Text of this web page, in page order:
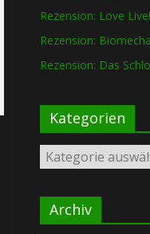
Rezension: Love
Rezension:
Rezension: Das
Kategorien
Kategorien
Archiv